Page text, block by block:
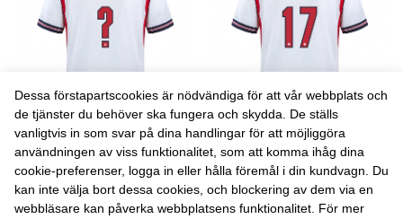
Danxen Kvinnor England
Charlie Holland #0 Vit Marin
Röd Hemmatröja Matchtröjor
26-28 Tröjor T-Tröja
465,59Skr
Danxen Kvinnor England
Igor Tyjon #17 Vit Marin Röd
Hemmatröja Matchtröjor 26-
28 Tröjor T-Tröja
465,59Skr
Dessa förstapartscookies är nödvändiga för att vår webbplats och
de tjänster du behöver ska fungera och skydda. De ställs
vanligtvis in som svar på dina handlingar för att möjliggöra
användningen av viss funktionalitet, som att komma ihåg dina
cookie-preferenser, logga in eller hålla föremål i din kundvagn. Du
kan inte välja bort dessa cookies, och blockering av dem via en
webbläsare kan påverka webbplatsens funktionalitet. För mer